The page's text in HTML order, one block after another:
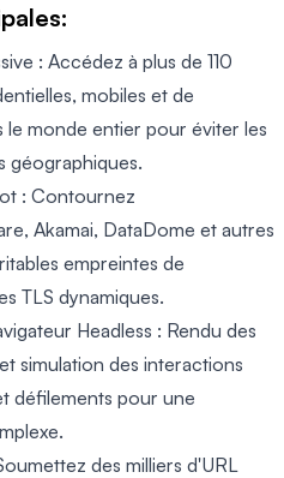
: Accédez à plus de 110
mobiles et de
le monde entier pour éviter les
géographiques.
: Contournez
Akamai, DataDome et autres
empreintes de
TLS dynamiques.
Headless : Rendu des
simulation des interactions
défilements pour une
des milliers d'URL